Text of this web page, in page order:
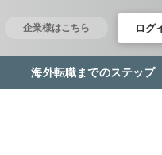
企業様はこちら ログ
海外転職までのステップ